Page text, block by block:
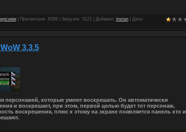
| Просмотров: 8269 | Загрузок: 3122 | Добавил: instan| Дата:
3.3.5
персонажей, которые умеют воскрешать. Он автоматически
и воскрешает, при этом, первой целью будет тот персонаж,
воскрешения, плюс к этому на экране появляется панель кто и